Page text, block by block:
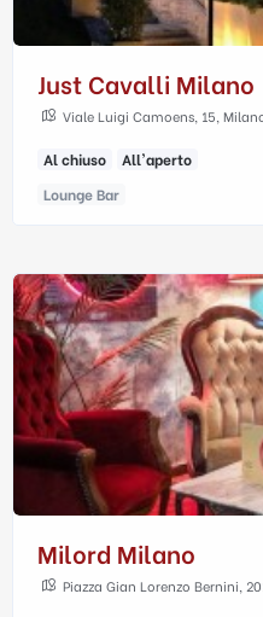
Just Cavalli Milano
Viale Luigi Camoens, 15,
Al chiuso
All'aperto
Lounge Bar
Milord Milano
Piazza Gian Lorenzo Bernini,